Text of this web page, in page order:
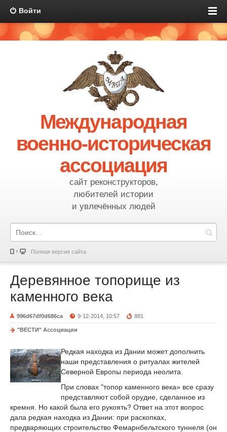
Войти
Международная
военно-историческая
ассоциация
сайт реконструкторов,
любителей истории
и увлечённых людей
Полная версия сайта
Деревянное топорище из
каменного века
996d67df0d686ca 9-12-2014, 10:57 881
"ВЕСТИ" Ассоциации
Редкая находка из Дании может дополнить
наши представления о ритуалах жителей
Северной Европы периода неолита.
При словах "топор каменного века» все сразу
представляют собой орудие, сделанное из
кремня. Но какой была его рукоять? Ответ на этот вопрос
дала редкая находка из Дании: при раскопках,
предваряющих строительство Фемарнбельтского туннеля (он